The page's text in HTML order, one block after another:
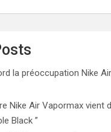
la préoccupation Nike
Nike Air Vapormax vient
Black ”